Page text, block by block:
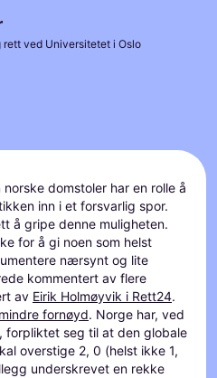
ved Universitetet i Oslo
domstoler har en rolle å
inn i et forsvarlig spor.
å gripe denne muligheten.
for å gi noen som helst
nærsynt og lite
kommentert av flere
av Eirik Holmøyvik i Rett24.
mindre fornøyd. Norge har, ved
forpliktet seg til at den globale
overstige 2, 0 (helst ikke 1,
underskrevet en rekke